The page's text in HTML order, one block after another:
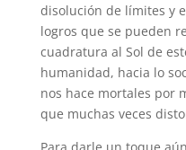
disolución de límites y
logros que se pueden
cuadratura al Sol de
humanidad, hacia lo
nos hace mortales por
que muchas veces